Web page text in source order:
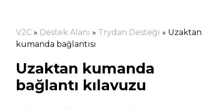
Online satın al
V2C » Destek Alanı » Trydan Desteği » Uzaktan
kumanda bağlantısı
Uzaktan kumanda
bağlantı kılavuzu